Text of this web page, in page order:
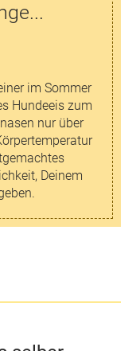
im Sommer
Hundeeis zum
nur über
Deinem